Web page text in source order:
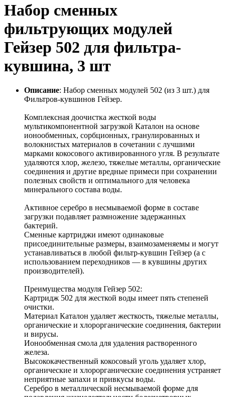
Набор сменных
фильтрующих модулей
Гейзер 502 для фильтра-
кувшина, 3 шт
Описание: Набор сменных модулей 502 (из 3 шт.) для
Фильтров-кувшинов Гейзер.
Комплексная доочистка жесткой воды
мультикомпонентной загрузкой Каталон на основе
ионообменных, сорбционных, гранулированных и
волокнистых материалов в сочетании с лучшими
марками кокосового активированного угля. В результате
удаляются хлор, железо, тяжелые металлы, органические
соединения и другие вредные примеси при сохранении
полезных свойств и оптимального для человека
минерального состава воды.
Активное серебро в несмываемой форме в составе
загрузки подавляет размножение задержанных
бактерий.
Сменные картриджи имеют одинаковые
присоединительные размеры, взаимозаменяемы и могут
устанавливаться в любой фильтр-кувшин Гейзер (а с
использованием переходников — в кувшины других
производителей).
Преимущества модуля Гейзер 502:
Картридж 502 для жесткой воды имеет пять степеней
очистки.
Материал Каталон удаляет жесткость, тяжелые металлы,
органические и хлорорганические соединения, бактерии
и вирусы.
Ионообменная смола для удаления растворенного
железа.
Высококачественный кокосовый уголь удаляет хлор,
органические и хлорорганические соединения устраняет
неприятные запахи и привкусы воды.
Серебро в металлической несмываемой форме для